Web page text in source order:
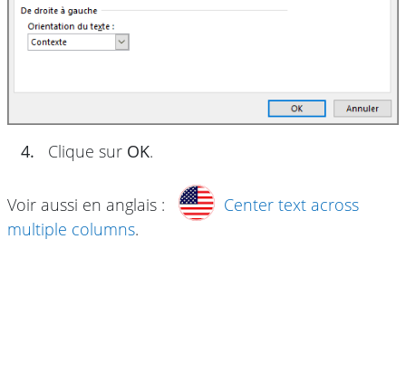
4. Clique sur OK.
Voir aussi en anglais :
Center text across
multiple columns.